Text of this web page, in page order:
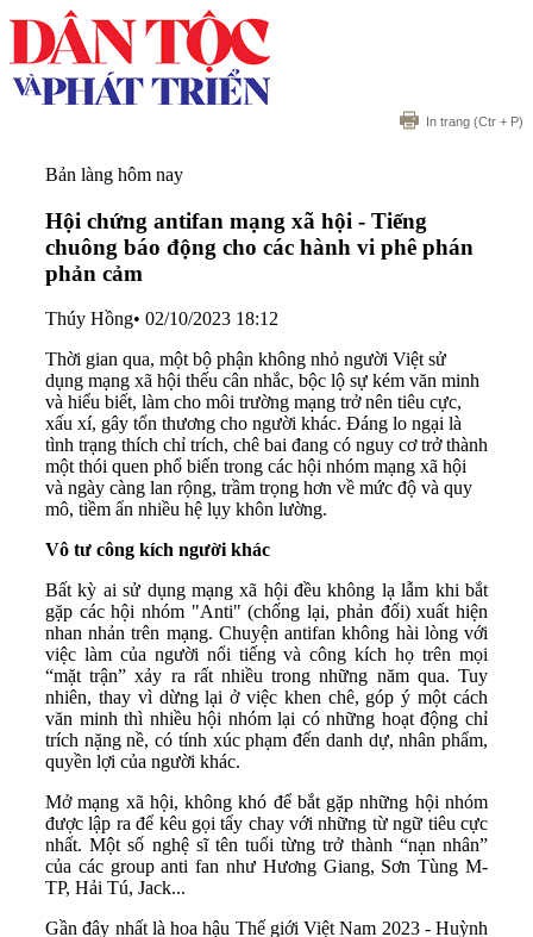
In trang (Ctr + P)
Bản làng hôm nay
Hội chứng antifan mạng xã hội - Tiếng
chuông báo động cho các hành vi phê phán
phản cảm
Thúy Hồng• 02/10/2023 18:12
Thời gian qua, một bộ phận không nhỏ người Việt sử
dụng mạng xã hội thếu cân nhắc, bộc lộ sự kém văn minh
và hiểu biết, làm cho môi trường mạng trở nên tiêu cực,
xấu xí, gây tổn thương cho người khác. Đáng lo ngại là
tình trạng thích chỉ trích, chê bai đang có nguy cơ trở thành
một thói quen phổ biến trong các hội nhóm mạng xã hội
và ngày càng lan rộng, trầm trọng hơn về mức độ và quy
mô, tiềm ẩn nhiều hệ lụy khôn lường.
Vô tư công kích người khác
Bất kỳ ai sử dụng mạng xã hội đều không lạ lẫm khi bắt
gặp các hội nhóm "Anti" (chống lại, phản đối) xuất hiện
nhan nhản trên mạng. Chuyện antifan không hài lòng với
việc làm của người nổi tiếng và công kích họ trên mọi
“mặt trận” xảy ra rất nhiều trong những năm qua. Tuy
nhiên, thay vì dừng lại ở việc khen chê, góp ý một cách
văn minh thì nhiều hội nhóm lại có những hoạt động chỉ
trích nặng nề, có tính xúc phạm đến danh dự, nhân phẩm,
quyền lợi của người khác.
Mở mạng xã hội, không khó để bắt gặp những hội nhóm
được lập ra để kêu gọi tẩy chay với những từ ngữ tiêu cực
nhất. Một số nghệ sĩ tên tuổi từng trở thành “nạn nhân”
của các group anti fan như Hương Giang, Sơn Tùng M-
TP, Hải Tú, Jack...
Gần đây nhất là hoa hậu Thế giới Việt Nam 2023 - Huỳnh